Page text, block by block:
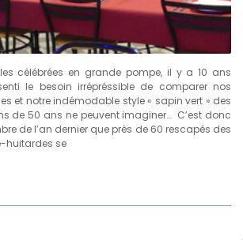
célébrées en grande pompe, il y a 10 ans
le besoin irrépréssible de comparer nos
et notre indémodable style « sapin vert » des
de 50 ans ne peuvent imaginer… C’est donc
de l’an dernier que près de 60 rescapés des
huitardes se